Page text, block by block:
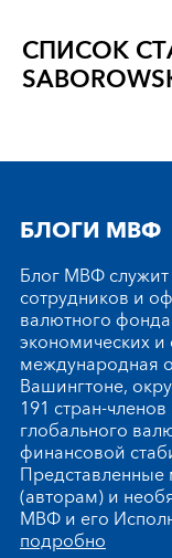
СПИСОК
БЛОГИ МВФ
Блог МВФ
сотрудников и
валютного
экономических
международная
Вашингтоне,
191 стран-
глобального
финансовой
(авторам) и
МВФ и его
подробно